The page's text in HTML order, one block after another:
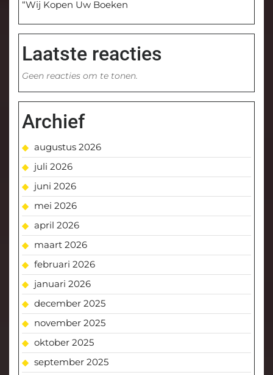
“Wij Kopen Uw Boeken
Laatste reacties
Geen reacties om te tonen.
Archief
augustus 2026
juli 2026
juni 2026
mei 2026
april 2026
maart 2026
februari 2026
januari 2026
december 2025
november 2025
oktober 2025
september 2025